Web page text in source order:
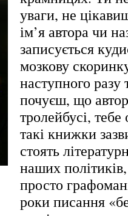
уваги, не
ім’я автора чи
записується
мозкову
наступного разу
почуєш, що
тролейбусі,
такі книжки
стоять
наших
просто
роки писання